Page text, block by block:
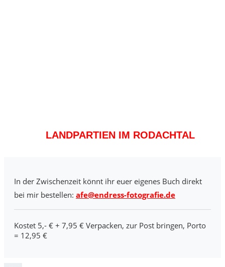
LANDPARTIEN IM RODACHTAL
In der Zwischenzeit könnt ihr euer eigenes Buch direkt
bei mir bestellen: afe@endress-fotografie.de
Kostet 5,- € + 7,95 € Verpacken, zur Post bringen, Porto
= 12,95 €